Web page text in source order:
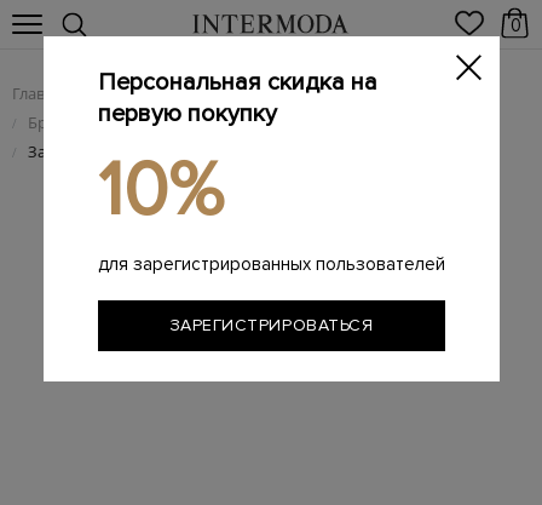
0
Главная Женщинам / Женская обувь
/ Брендовые женские туфли
/ Замшевые лодочки с заостренным мыском
Персональная скидка на
первую покупку
10%
для зарегистрированных пользователей
ЗАРЕГИСТРИРОВАТЬСЯ